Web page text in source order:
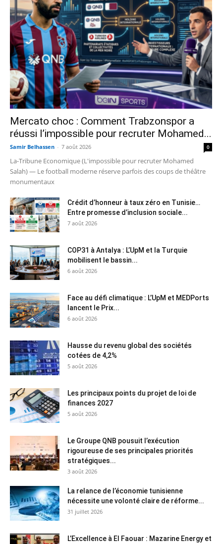
Mercato choc : Comment Trabzonspor a
réussi l’impossible pour recruter Mohamed...
Samir Belhassen - 7 août 2026 0
La-Tribune Economique (L'impossible pour recruter Mohamed
Salah) — Le football moderne réserve parfois des coups de théâtre
monumentaux
Crédit d’honneur à taux zéro en Tunisie…
Entre promesse d’inclusion sociale...
7 août 2026
COP31 à Antalya : L’UpM et la Turquie
mobilisent le bassin...
6 août 2026
Face au défi climatique : L’UpM et MEDPorts
lancent le Prix...
6 août 2026
Hausse du revenu global des sociétés
cotées de 4,2%
5 août 2026
Les principaux points du projet de loi de
finances 2027
5 août 2026
Le Groupe QNB pousuit l’exécution
rigoureuse de ses principales priorités
stratégiques...
3 août 2026
La relance de l’économie tunisienne
nécessite une volonté claire de réforme...
31 juillet 2026
L’Excellence à El Faouar : Mazarine Energy et